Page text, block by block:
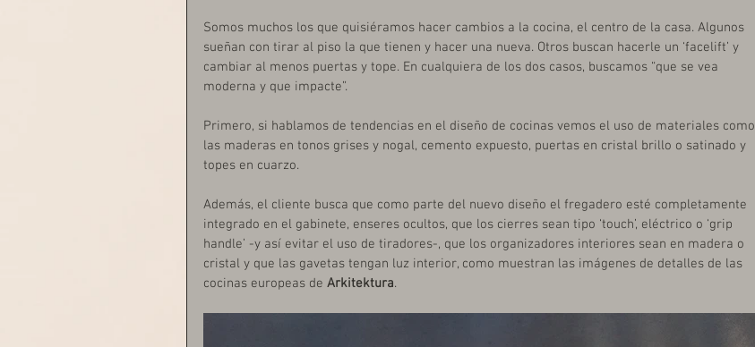
Somos muchos los que quisiéramos hacer cambios a la cocina, el centro de la casa. Algunos
sueñan con tirar al piso la que tienen y hacer una nueva. Otros buscan hacerle un ‘facelift’ y
cambiar al menos puertas y tope. En cualquiera de los dos casos, buscamos “que se vea
moderna y que impacte”.
Primero, si hablamos de tendencias en el diseño de cocinas vemos el uso de materiales como
las maderas en tonos grises y nogal, cemento expuesto, puertas en cristal brillo o satinado y
topes en cuarzo.
Además, el cliente busca que como parte del nuevo diseño el fregadero esté completamente
integrado en el gabinete, enseres ocultos, que los cierres sean tipo ‘touch’, eléctrico o ‘grip
handle’ -y así evitar el uso de tiradores-, que los organizadores interiores sean en madera o
cristal y que las gavetas tengan luz interior, como muestran las imágenes de detalles de las
cocinas europeas de Arkitektura.